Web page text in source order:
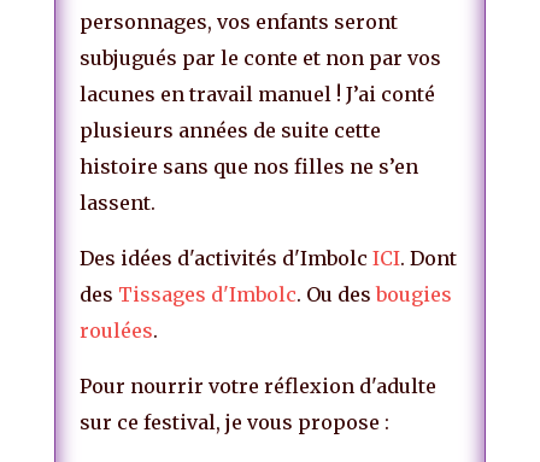
personnages, vos enfants seront
subjugués par le conte et non par vos
lacunes en travail manuel ! J’ai conté
plusieurs années de suite cette
histoire sans que nos filles ne s’en
lassent.
Des idées d'activités d'Imbolc ICI. Dont
des Tissages d'Imbolc. Ou desbougies
roulées.
Pour nourrir votre réflexion d'adulte
sur ce festival, je vous propose :